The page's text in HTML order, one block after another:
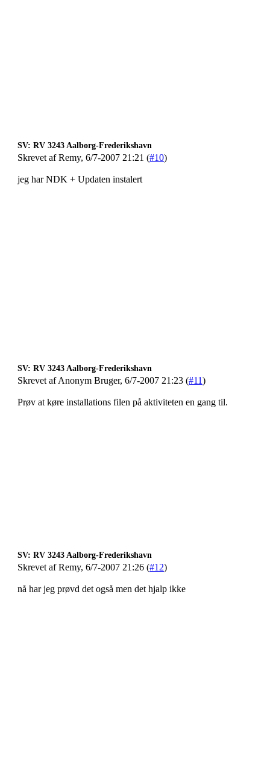
SV: RV 3243 Aalborg-Frederikshavn
Skrevet af Remy, 6/7-2007 21:21 (#10)
jeg har NDK + Updaten instalert
SV: RV 3243 Aalborg-Frederikshavn
Skrevet af Anonym Bruger, 6/7-2007 21:23 (#11)
Prøv at køre installations filen på aktiviteten en gang til.
SV: RV 3243 Aalborg-Frederikshavn
Skrevet af Remy, 6/7-2007 21:26 (#12)
nå har jeg prøvd det også men det hjalp ikke